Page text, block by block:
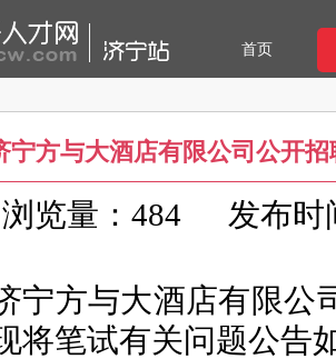
首页
宁方与大酒店有限公司公开
浏览量：484 发布时
宁方与大酒店有限公
将笔试有关问题公告